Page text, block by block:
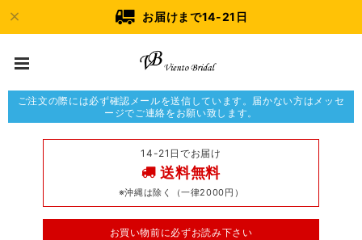
お届けまで14-21日
ご注文の際には必ず確認メールを送信しています。届かない方はメッセ
ージでご連絡をお願い致します。
14-21日でお届け
送料無料
※沖縄は除く（一律2000円）
お買い物前に必ずお読み下さい